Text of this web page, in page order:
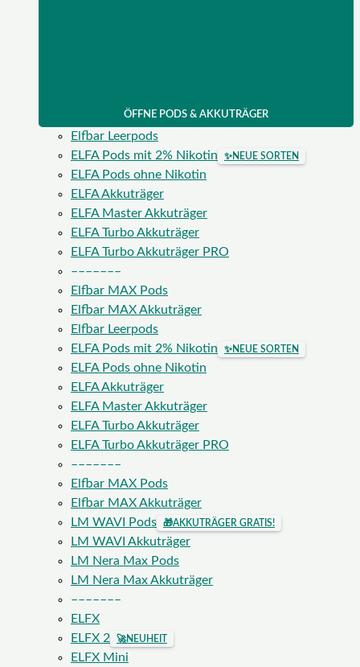
ÖFFNE PODS & AKKUTRÄGER
Elfbar Leerpods
ELFA Pods mit 2% Nikotin
✨NEUE SORTEN
ELFA Pods ohne Nikotin
ELFA Akkuträger
ELFA Master Akkuträger
ELFA Turbo Akkuträger
ELFA Turbo Akkuträger PRO
–––––––
Elfbar MAX Pods
Elfbar MAX Akkuträger
Elfbar Leerpods
ELFA Pods mit 2% Nikotin
✨NEUE SORTEN
ELFA Pods ohne Nikotin
ELFA Akkuträger
ELFA Master Akkuträger
ELFA Turbo Akkuträger
ELFA Turbo Akkuträger PRO
–––––––
Elfbar MAX Pods
Elfbar MAX Akkuträger
LM WAVI Pods
🎁AKKUTRÄGER GRATIS!
LM WAVI Akkuträger
LM Nera Max Pods
LM Nera Max Akkuträger
–––––––
ELFX
ELFX 2
🚀NEUHEIT
ELFX Mini